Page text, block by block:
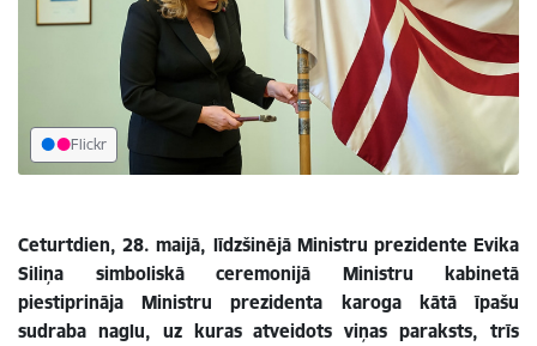
Flickr
Ceturtdien, 28. maijā, līdzšinējā Ministru prezidente Evika
Siliņa simboliskā ceremonijā Ministru kabinetā
piestiprināja Ministru prezidenta karoga kātā īpašu
sudraba naglu, uz kuras atveidots viņas paraksts, trīs